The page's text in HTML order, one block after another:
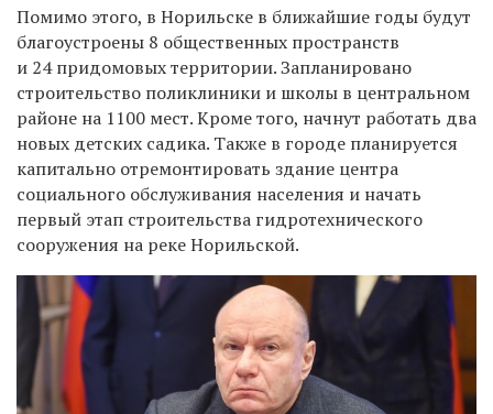
Помимо этого, в Норильске в ближайшие годы будут
благоустроены 8 общественных пространств
и 24 придомовых территории. Запланировано
строительство поликлиники и школы в центральном
районе на 1100 мест.Кроме того, начнут работать два
новых детских садика. Также в городе планируется
капитально отремонтировать здание центра
социального обслуживания населения и начать
первый этап строительства гидротехнического
сооружения на реке Норильской.